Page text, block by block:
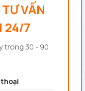
VẤN
24/7
trong 30 - 90